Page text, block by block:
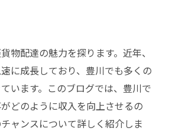
物配達の魅力を探ります。近年、
に成長しており、豊川でも多くの
います。このブログでは、豊川で
どのように収入を向上させるの
ャンスについて詳しく紹介しま